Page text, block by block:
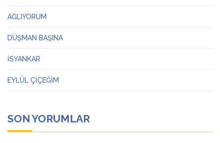
AĞLIYORUM
DÜŞMAN BAŞINA
İSYANKAR
EYLÜL ÇİÇEĞİM
SON YORUMLAR